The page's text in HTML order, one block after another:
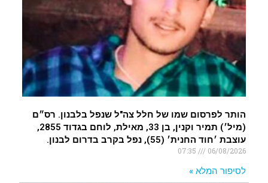
איציק נועם מייסד מקומו ערב ערב נפטר
הותר לפרסום שמו של חלל צה"ל שנפל בלבנון. רס״ם
(מיל׳) תמיר וקנין, בן 33, מאילת, לוחם בגדוד 2855,
עוצבת ׳חוד החנית׳ (55), נפל בקרב בדרום לבנון.
06/08/2026
לסיפור המלא »